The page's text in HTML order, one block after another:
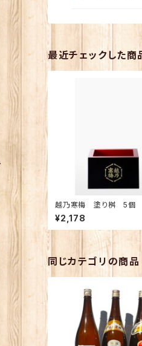
最近チェックした商
越乃寒梅 塗り桝 5個
¥2,178
同じカテゴリの商品